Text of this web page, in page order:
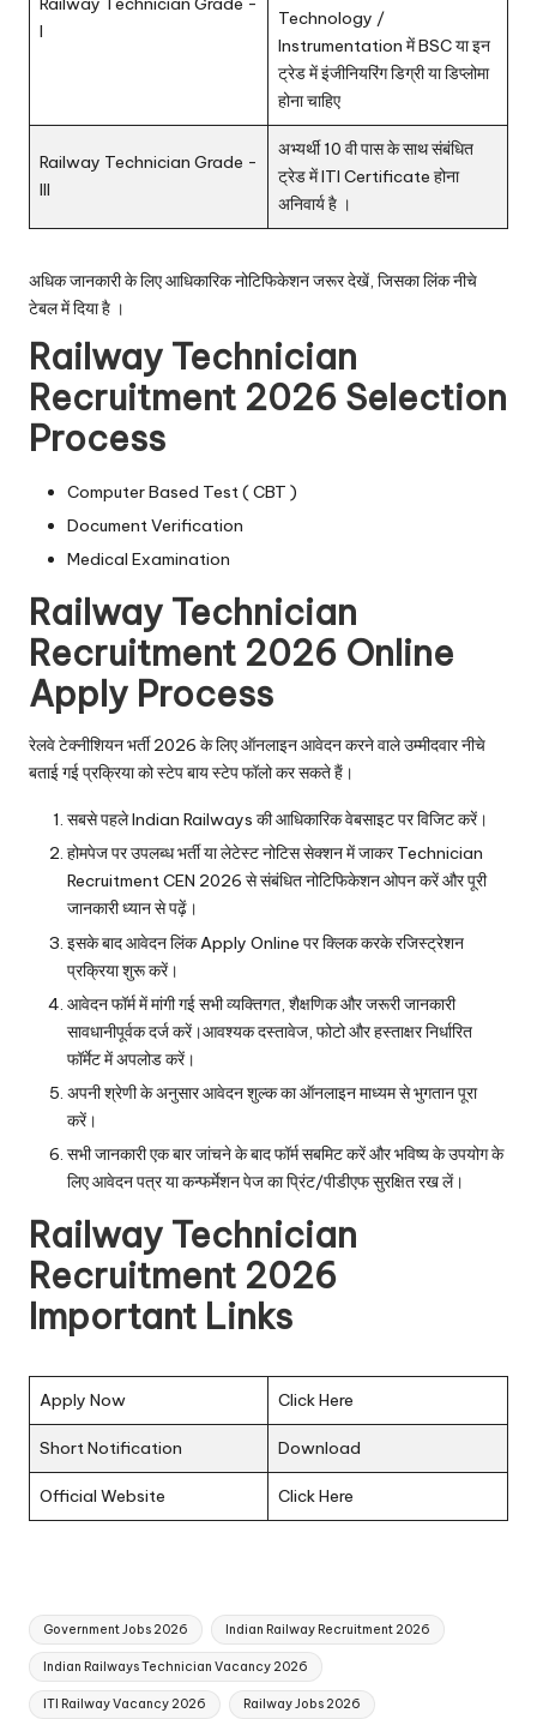
I
Technology /
Instrumentation में BSC या इन
ट्रेड में इंजीनियरिंग डिग्री या डिप्लोमा
होना चाहिए
Railway Technician Grade -
III
अभ्यर्थी 10 वी पास के साथ संबंधित
ट्रेड में ITI Certificate होना
अनिवार्य है ।
अधिक जानकारी के लिए आधिकारिक नोटिफिकेशन जरूर देखें, जिसका लिंक नीचे
टेबल में दिया है ।
Railway Technician
Recruitment 2026 Selection
Process
Computer Based Test ( CBT )
Document Verification
Medical Examination
Railway Technician
Recruitment 2026 Online
Apply Process
रेलवे टेक्नीशियन भर्ती 2026 के लिए ऑनलाइन आवेदन करने वाले उम्मीदवार नीचे
बताई गई प्रक्रिया को स्टेप बाय स्टेप फॉलो कर सकते हैं।
सबसे पहले Indian Railways की आधिकारिक वेबसाइट पर विजिट करें।
होमपेज पर उपलब्ध भर्ती या लेटेस्ट नोटिस सेक्शन में जाकर Technician
Recruitment CEN 2026 से संबंधित नोटिफिकेशन ओपन करें और पूरी
जानकारी ध्यान से पढ़ें।
इसके बाद आवेदन लिंक Apply Online पर क्लिक करके रजिस्ट्रेशन
प्रक्रिया शुरू करें।
आवेदन फॉर्म में मांगी गई सभी व्यक्तिगत, शैक्षणिक और जरूरी जानकारी
सावधानीपूर्वक दर्ज करें।आवश्यक दस्तावेज, फोटो और हस्ताक्षर निर्धारित
फॉर्मेट में अपलोड करें।
अपनी श्रेणी के अनुसार आवेदन शुल्क का ऑनलाइन माध्यम से भुगतान पूरा
करें।
सभी जानकारी एक बार जांचने के बाद फॉर्म सबमिट करें और भविष्य के उपयोग के
लिए आवेदन पत्र या कन्फर्मेशन पेज का प्रिंट/पीडीएफ सुरक्षित रख लें।
Railway Technician
Recruitment 2026
Important Links
Apply Now Click Here
Short Notification Download
Official Website Click Here
Tags:
Government Jobs 2026 Indian Railway Recruitment 2026
Indian Railways Technician Vacancy 2026
ITI Railway Vacancy 2026 Railway Jobs 2026